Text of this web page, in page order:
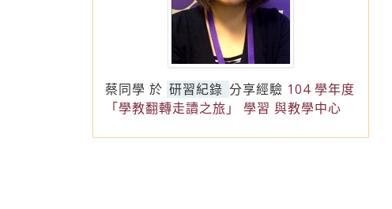
蔡同學 於 研習紀錄 分享經驗 104 學年度
「學教翻轉走讀之旅」 學習 與教學中心